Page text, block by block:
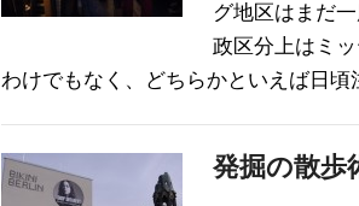
グ地区はまだ
政区分上はミ
わけでもなく、どちらかといえば日
発掘の散歩